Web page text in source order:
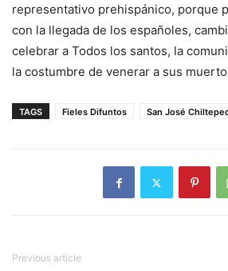
representativo prehispánico, porque
con la llegada de los españoles,
celebrar a Todos los santos, la
la costumbre de venerar a sus
TAGS Fieles Difuntos San José
Previous article